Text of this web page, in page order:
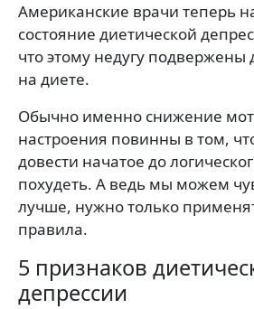
Американские врачи теперь
состояние диетической
что этому недугу подвержены
на диете.
Обычно именно снижение
настроения повинны в том,
довести начатое до
похудеть. А ведь мы можем
лучше, нужно только
правила.
5 признаков
депрессии